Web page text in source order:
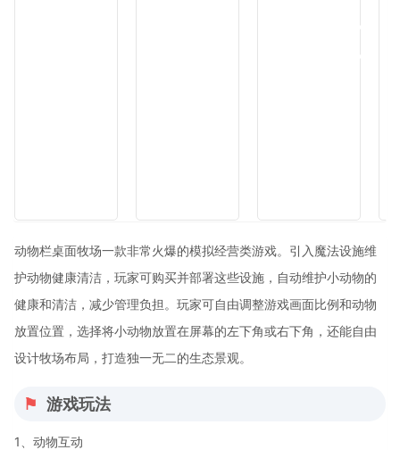
动物栏桌面牧场一款非常火爆的模拟经营类游戏。引入魔法设施维
护动物健康清洁，玩家可购买并部署这些设施，自动维护小动物的
健康和清洁，减少管理负担。玩家可自由调整游戏画面比例和动物
放置位置，选择将小动物放置在屏幕的左下角或右下角，还能自由
设计牧场布局，打造独一无二的生态景观。
游戏玩法
1、动物互动